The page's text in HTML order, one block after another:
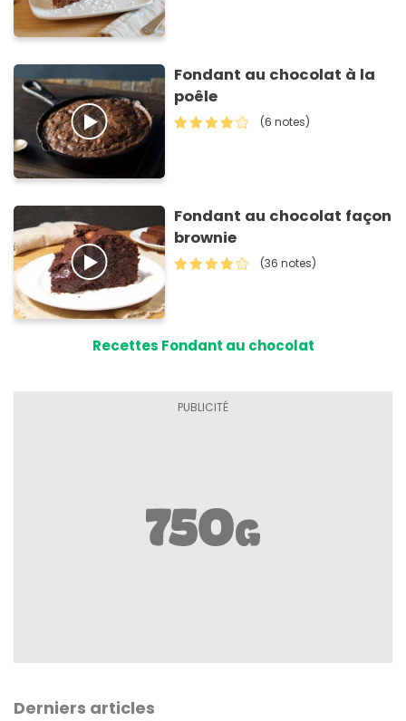
Fondant au chocolat à la
poêle
(6 notes)
Fondant au chocolat façon
brownie
(36 notes)
Recettes Fondant au chocolat
Derniers articles